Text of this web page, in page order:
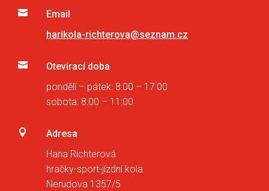

Email
harikola-richterova@seznam.cz

Otevírací doba
pondělí – pátek: 8:00 – 17:00
sobota: 8:00 – 11:00

Adresa
Hana Richterová
hračky-sport-jízdní kola
Nerudova 1357/5